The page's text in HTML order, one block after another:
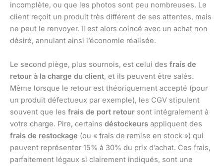
incomplète, ou que les photos sont peu nombreuses. Le
client reçoit un produit très différent de ses attentes, mais
ne peut le renvoyer. Il est alors coincé avec un achat non
désiré, annulant ainsi l’économie réalisée.
Le second piège, plus sournois, est celui des frais de
retour à la charge du client, et ils peuvent être salés.
Même lorsque le retour est théoriquement accepté (pour
un produit défectueux par exemple), les CGV stipulent
souvent que les frais de port retour sont intégralement à
votre charge. Pire, certains déstockeurs appliquent des
frais de restockage (ou « frais de remise en stock ») qui
peuvent représenter 15% à 30% du prix d’achat. Ces frais,
parfaitement légaux si clairement indiqués, sont une